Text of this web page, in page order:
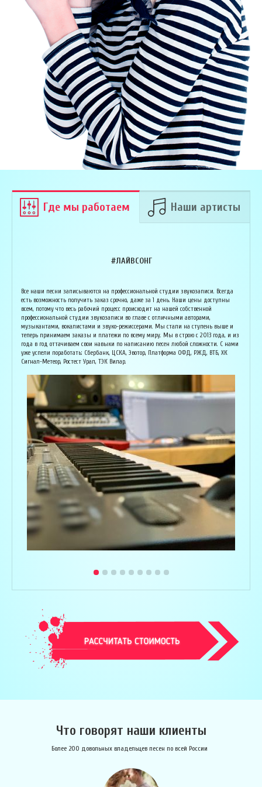
Где мы работаем Наши артисты
#ЛАЙВСОНГ
Все наши песни записываются на профессиональной студии звукозаписи. Всегда
есть возможность получить заказ срочно, даже за 1 день. Наши цены доступны
всем, потому что весь рабочий процесс происходит на нашей собственной
профессиональной студии звукозаписи во главе с отличными авторами,
музыкантами, вокалистами и звуко-режиссерами. Мы стали на ступень выше и
теперь принимаем заказы и платежи по всему миру. Мы в строю с 2013 года, и из
года в год оттачиваем свои навыки по написанию песен любой сложности. С нами
уже успели поработать: Сбербанк, ЦСКА, Эвотор, Платформа ОФД, РЖД, ВТБ, ХК
Сигнал-Метеор, Ростест Урал, ТЭК Вилар.
Армен Алавердян
Основатель организации "Лайвсонг". С детства занимается музыкой, пишет
аранжировки, делает сведение и мастеринг на профессиональном уровне.
Может сделать коммерческий звук даже по записи с диктофона :) Состоит в
дуэте "Ag Jan", и выступает на концертах по всей России. Снимает клипы
вместе со своими музыкантами, и они собирают более 1 млн. просмотров на
ютубе! В основном пишет песни о любви, семье и ценностях жизни. Армен
сделает из вашей истории настоящую конфетку, обращайтесь!
Исполнитель, звукорежиссёр
Что говорят наши клиенты
Более 200 довольных владельцев песен по всей России